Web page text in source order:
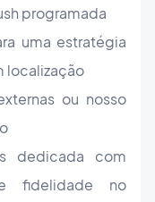
programada
uma estratégia
localização
ou nosso
dedicada com
fidelidade no